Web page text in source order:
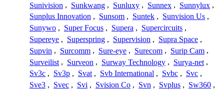
Sunivision , Sunkwang , Sunluxy , Sunnex , Sunnylux ,
Sunplus Innovation , Sunsom , Suntek , Sunvision Us ,
Sunywo , Super Focus , Supera , Supercircuits ,
Supereye , Superspring , Supervision , Supra Space ,
Supvin , Surcomm , Sure-eye , Surecom , Surip Cam ,
Surveilist , Surveon , Surway Technology , Surya-net ,
Sv3c , Sv3p , Svat , Svb International , Svbc , Svc ,
Sve3 , Svec , Svi , Svision Co , Svn , Svplus , Sw360 ,